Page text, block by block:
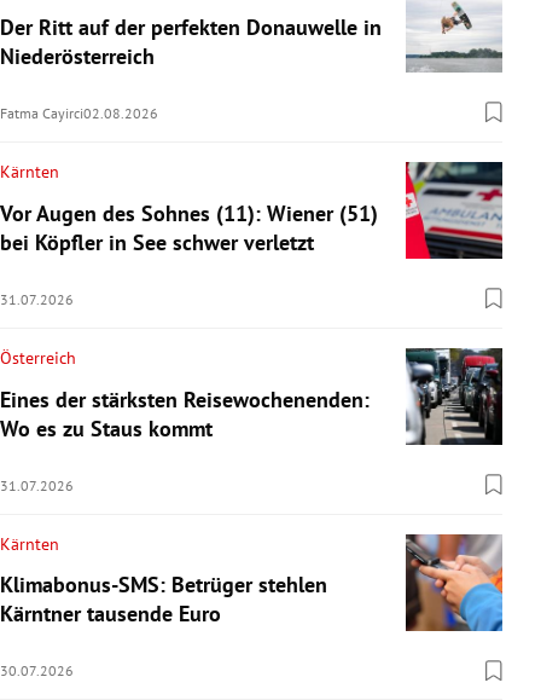
Der Ritt auf der perfekten Donauwelle in
Niederösterreich
Fatma Cayirci02.08.2026
Kärnten
Vor Augen des Sohnes (11): Wiener (51)
bei Köpfler in See schwer verletzt
31.07.2026
Österreich
Eines der stärksten Reisewochenenden:
Wo es zu Staus kommt
31.07.2026
Kärnten
Klimabonus-SMS: Betrüger stehlen
Kärntner tausende Euro
30.07.2026